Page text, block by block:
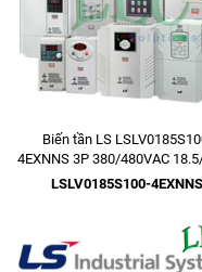
Biến tần LS
4EXNNS 3P 380/480VAC
25HP
LSLV0185S100-4EXNNS